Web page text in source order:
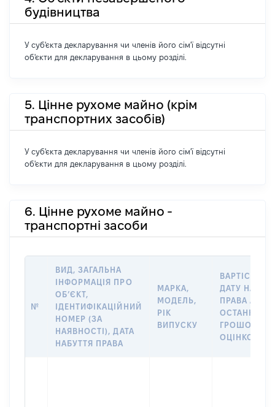
будівництва
У суб'єкта декларування чи членів його сім'ї відсутні
об'єкти для декларування в цьому розділі.
5. Цінне рухоме майно (крім
транспортних засобів)
У суб'єкта декларування чи членів його сім'ї відсутні
об'єкти для декларування в цьому розділі.
6. Цінне рухоме майно -
транспортні засоби
№
ВИД, ЗАГАЛЬНА
ІНФОРМАЦІЯ ПРО
ОБʼЄКТ,
ІДЕНТИФІКАЦІЙНИЙ
НОМЕР (ЗА
НАЯВНОСТІ), ДАТА
НАБУТТЯ ПРАВА
МАРКА,
МОДЕЛЬ,
РІК
ВИПУСКУ
ВАРТІСТЬ НА
ДАТУ
ПРАВА АБО
ГРОШОВОЮ
ОЦІНКОЮ,